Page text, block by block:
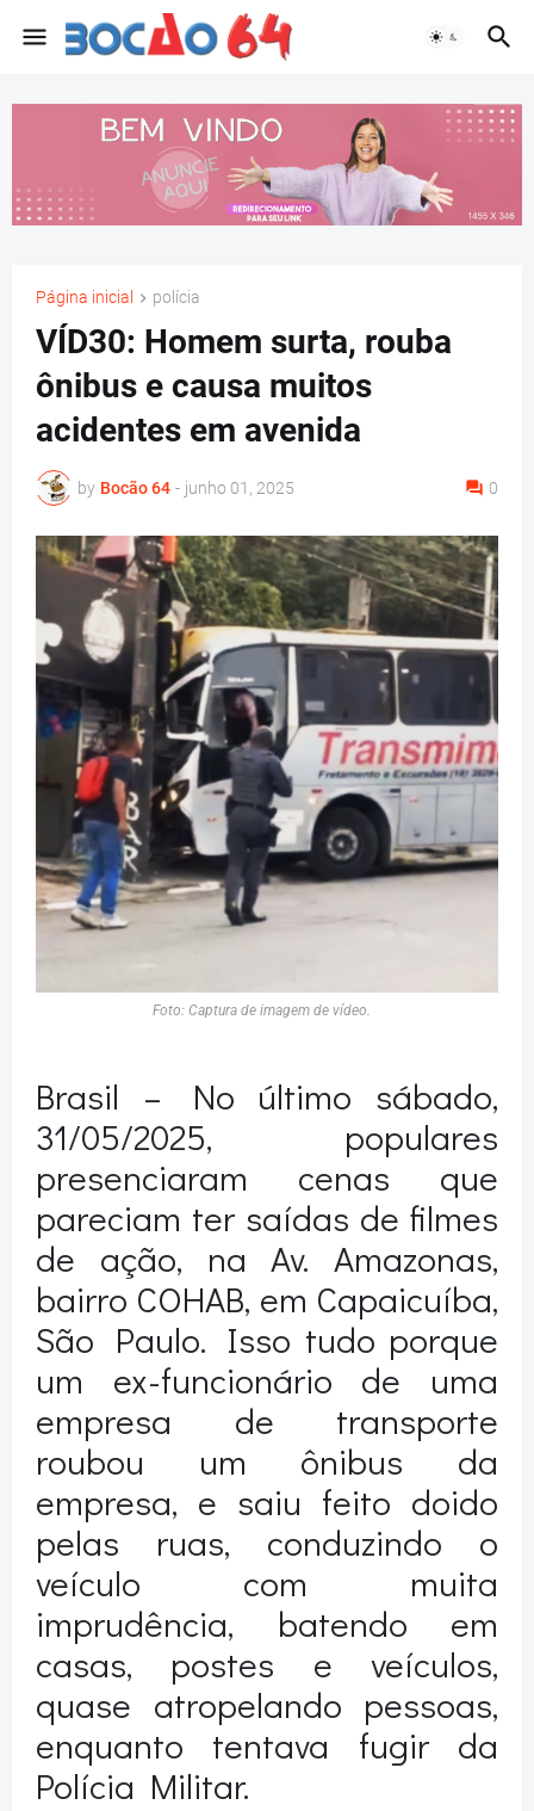
Página inicial polícia
VÍD30: Homem surta, rouba
ônibus e causa muitos
acidentes em avenida
by Bocão 64 - junho 01, 2025 0
Foto: Captura de imagem de vídeo.
Brasil – No último sábado,
31/05/2025, populares
presenciaram cenas que
pareciam ter saídas de filmes
de ação, na Av. Amazonas,
bairro COHAB, em Capaicuíba,
São Paulo. Isso tudo porque
um ex-funcionário de uma
empresa de transporte
roubou um ônibus da
empresa, e saiu feito doido
pelas ruas, conduzindo o
veículo com muita
imprudência, batendo em
casas, postes e veículos,
quase atropelando pessoas,
enquanto tentava fugir da
Polícia Militar.